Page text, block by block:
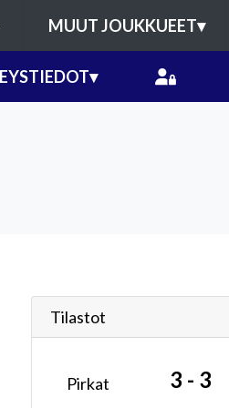
MUUT JOUKKUEET▾
▾
Tilastot
Pirkat 3 - 3